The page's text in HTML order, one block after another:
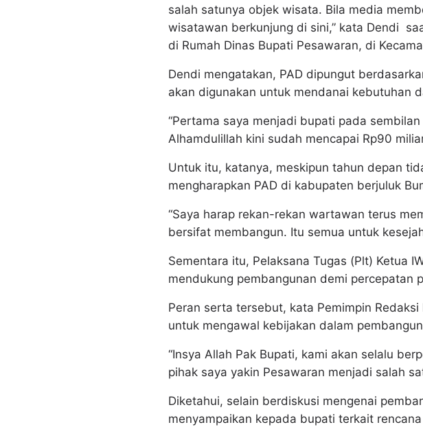
salah satunya objek wisata. Bila media
wisatawan berkunjung di sini,” kata Dendi
di Rumah Dinas Bupati Pesawaran, di
Dendi mengatakan, PAD dipungut
akan digunakan untuk mendanai kebutuhan
“Pertama saya menjadi bupati pada
Alhamdulillah kini sudah mencapai Rp90
Untuk itu, katanya, meskipun tahun depan
mengharapkan PAD di kabupaten berjuluk
“Saya harap rekan-rekan wartawan terus
bersifat membangun. Itu semua untuk
Sementara itu, Pelaksana Tugas (Plt) Ketua
mendukung pembangunan demi percepatan
Peran serta tersebut, kata Pemimpin
untuk mengawal kebijakan dalam
“Insya Allah Pak Bupati, kami akan selalu
pihak saya yakin Pesawaran menjadi salah
Diketahui, selain berdiskusi mengenai
menyampaikan kepada bupati terkait